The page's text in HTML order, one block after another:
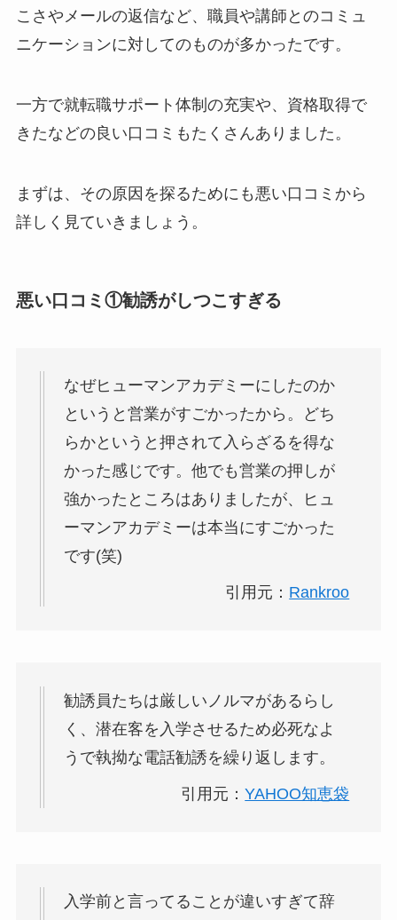
こさやメールの返信など、職員や講師とのコミュ
ニケーションに対してのものが多かったです。
一方で就転職サポート体制の充実や、資格取得で
きたなどの良い口コミもたくさんありました。
まずは、その原因を探るためにも悪い口コミから
詳しく見ていきましょう。
悪い口コミ①勧誘がしつこすぎる
なぜヒューマンアカデミーにしたのか
というと営業がすごかったから。どち
らかというと押されて入らざるを得な
かった感じです。他でも営業の押しが
強かったところはありましたが、ヒュ
ーマンアカデミーは本当にすごかった
です(笑)
引用元： Rankroo
勧誘員たちは厳しいノルマがあるらし
く、潜在客を入学させるため必死なよ
うで執拗な電話勧誘を繰り返します。
引用元：YAHOO知恵袋
入学前と言ってることが違いすぎて辞